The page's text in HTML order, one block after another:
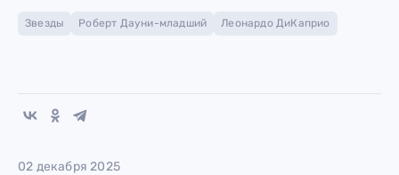
Звезды Роберт Дауни-младший Леонардо ДиКаприо
02 декабря 2025